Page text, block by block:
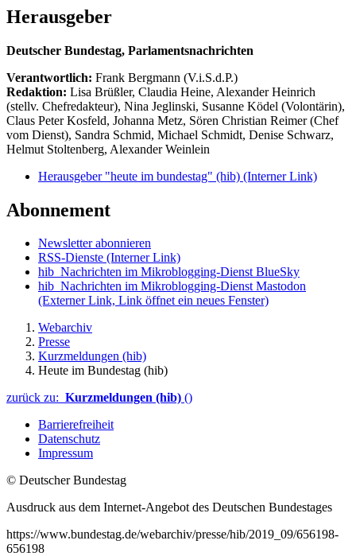
Herausgeber
Deutscher Bundestag, Parlamentsnachrichten
Verantwortlich: Frank Bergmann (V.i.S.d.P.)
Redaktion: Lisa Brüßler, Claudia Heine, Alexander Heinrich
(stellv. Chefredakteur), Nina Jeglinski, Susanne Ködel (Volontärin),
Claus Peter Kosfeld, Johanna Metz, Sören Christian Reimer (Chef
vom Dienst), Sandra Schmid, Michael Schmidt, Denise Schwarz,
Helmut Stoltenberg, Alexander Weinlein
Herausgeber "heute im bundestag" (hib) (Interner Link)
Abonnement
Newsletter abonnieren
RSS-Dienste (Interner Link)
hib_Nachrichten im Mikroblogging-Dienst BlueSky
hib_Nachrichten im Mikroblogging-Dienst Mastodon
(Externer Link, Link öffnet ein neues Fenster)
Webarchiv
Presse
Kurzmeldungen (hib)
Heute im Bundestag (hib)
zurück zu: Kurzmeldungen (hib) ()
Barrierefreiheit
Datenschutz
Impressum
© Deutscher Bundestag
Ausdruck aus dem Internet-Angebot des Deutschen Bundestages
https://www.bundestag.de/webarchiv/presse/hib/2019_09/656198-
656198